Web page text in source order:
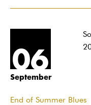
06
September
End of Summer Blues